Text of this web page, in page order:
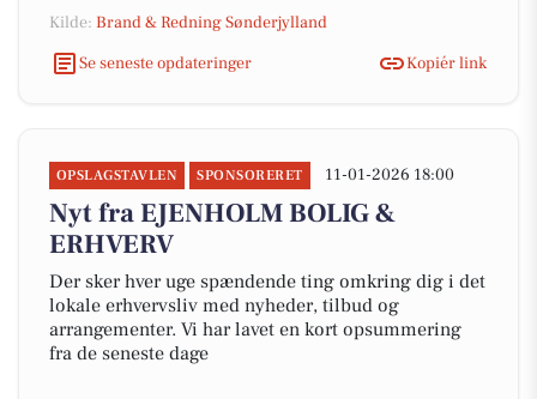
Kilde: Brand & Redning Sønderjylland
Se seneste opdateringer
Kopiér link
OPSLAGSTAVLEN SPONSORERET 11-01-2026 18:00
Nyt fra EJENHOLM BOLIG &
ERHVERV
Der sker hver uge spændende ting omkring dig i det
lokale erhvervsliv med nyheder, tilbud og
arrangementer. Vi har lavet en kort opsummering
fra de seneste dage